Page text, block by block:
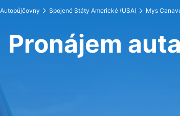
Autopůjčovny Spojené Státy Americké (USA) Mys
Pronájem